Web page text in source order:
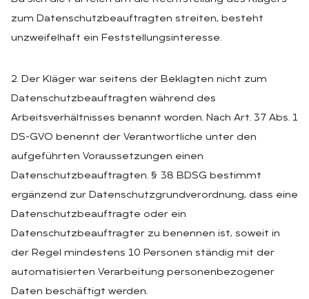
zum Datenschutzbeauftragten streiten, besteht
unzweifelhaft ein Feststellungsinteresse.
2. Der Kläger war seitens der Beklagten nicht zum
Datenschutzbeauftragten während des
Arbeitsverhältnisses benannt worden. Nach Art. 37 Abs. 1
DS-GVO benennt der Verantwortliche unter den
aufgeführten Voraussetzungen einen
Datenschutzbeauftragten. § 38 BDSG bestimmt
ergänzend zur Datenschutzgrundverordnung, dass eine
Datenschutzbeauftragte oder ein
Datenschutzbeauftragter zu benennen ist, soweit in
der Regel mindestens 10 Personen ständig mit der
automatisierten Verarbeitung personenbezogener
Daten beschäftigt werden.